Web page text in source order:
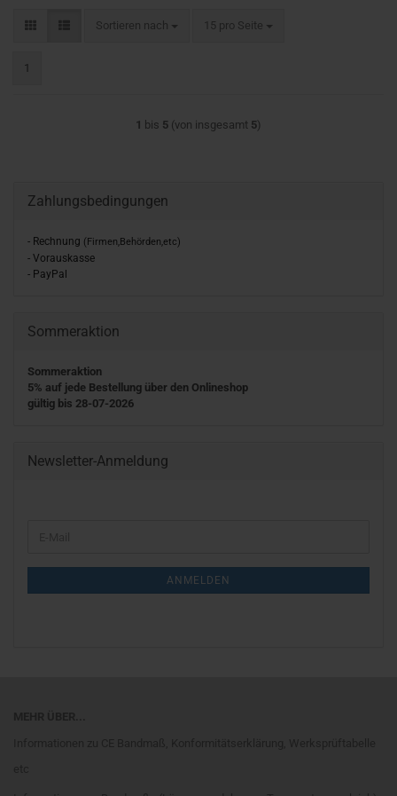
Sortieren nach
Sortieren nach 15 pro Seite
pro Seite
1
1 bis 5 (von insgesamt 5)
Zahlungsbedingungen
- Rechnung (Firmen,Behörden,etc)
- Vorauskasse
- PayPal
Sommeraktion
Sommeraktion
5% auf jede Bestellung über den Onlineshop
gültig bis 28-07-2026
Newsletter-Anmeldung
ANMELDEN